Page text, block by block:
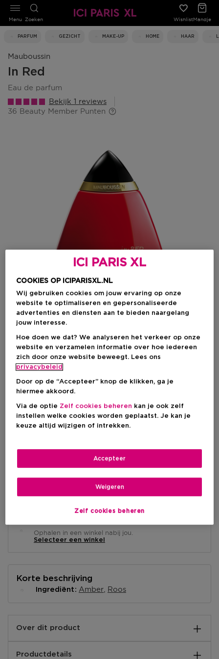
Zoeken WishlistMandje
PARFUM GEZICHT MAKE-UP HOME HAAR
Menu
Mauboussin
In Red
eau de parfum
Bekijk 1 reviews
36 Beauty Member Punten
100 ML Niet op voorraad
100 ML
€ 36,99
€ 36,99
Levering aan huis
Informeer me
Ophalen in een winkel nabij jou.
Selecteer een winkel
Korte beschrijving
Ingrediënt Amber Roos
Over dit product
LIEFDE"
Productdetails
ICI PARIS XL
COOKIES OP ICIPARISXL.NL
Wij gebruiken cookies om jouw ervaring op onze
website te optimaliseren en gepersonaliseerde
advertenties en diensten aan te bieden naargelang
jouw interesse.
Hoe doen we dat? We analyseren het verkeer op onze
website en verzamelen informatie over hoe iedereen
zich door onze website beweegt. Lees ons
privacybeleid
Door op de “Accepteer” knop de klikken, ga je
hiermee akkoord.
Via de optie Zelf cookies beheren kan je ook zelf
instellen welke cookies worden geplaatst. Je kan je
keuze altijd wijzigen of intrekken.
Zelf cookies beheren
Weigeren
Accepteer